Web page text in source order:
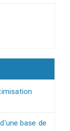
base de